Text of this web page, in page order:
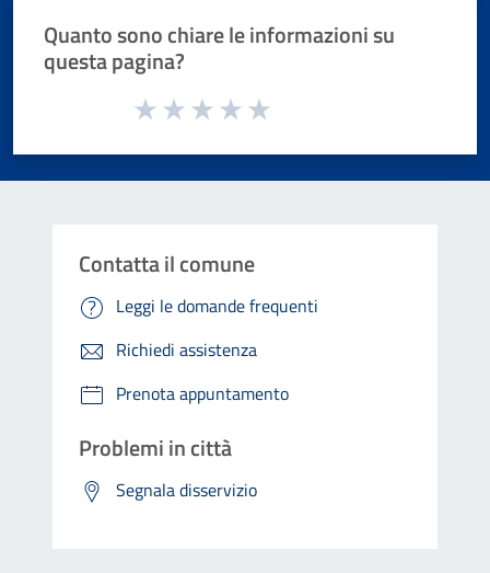
Quanto sono chiare le informazioni su
questa pagina?
Valuta da 1 a 5 stelle la pagina
Contatta il comune
Leggi le domande frequenti
Richiedi assistenza
Prenota appuntamento
Problemi in città
Segnala disservizio